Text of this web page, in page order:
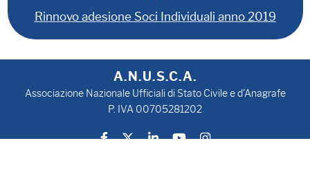
Rinnovo adesione Soci Individuali anno 2019
A.N.U.S.C.A.
Associazione Nazionale Ufficiali di Stato Civile e d'Anagrafe
P. IVA 00705281202